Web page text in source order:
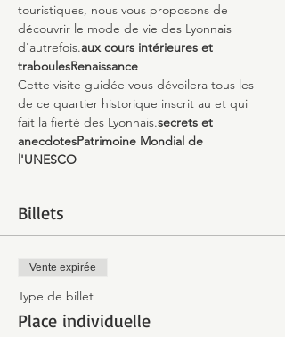
touristiques, nous vous proposons de
découvrir le mode de vie des Lyonnais
d'autrefois.aux cours intérieures et
traboulesRenaissance
Cette visite guidée vous dévoilera tous les
de ce quartier historique inscrit au et qui
fait la fierté des Lyonnais.secrets et
anecdotesPatrimoine Mondial de
l'UNESCO
Billets
Vente expirée
Type de billet
Place individuelle